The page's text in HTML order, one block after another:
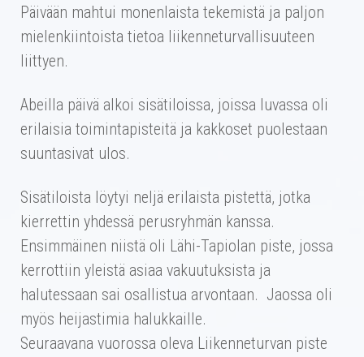
Päivään mahtui monenlaista tekemistä ja paljon
mielenkiintoista tietoa liikenneturvallisuuteen
liittyen.
Abeilla päivä alkoi sisätiloissa, joissa luvassa oli
erilaisia toimintapisteitä ja kakkoset puolestaan
suuntasivat ulos.
Sisätiloista löytyi neljä erilaista pistettä, jotka
kierrettin yhdessä perusryhmän kanssa.
Ensimmäinen niistä oli Lähi-Tapiolan piste, jossa
kerrottiin yleistä asiaa vakuutuksista ja
halutessaan sai osallistua arvontaan. Jaossa oli
myös heijastimia halukkaille.
Seuraavana vuorossa oleva Liikenneturvan piste